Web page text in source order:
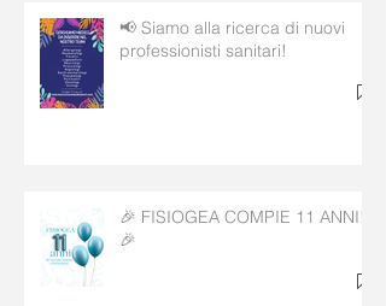
📢 Siamo alla ricerca di nuovi
professionisti sanitari!
🎉 FISIOGEA COMPIE 11 ANNI!
🎉